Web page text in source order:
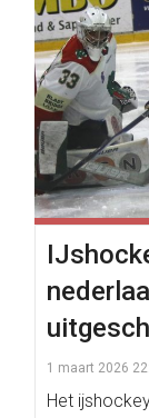
1 maart 2026
Het